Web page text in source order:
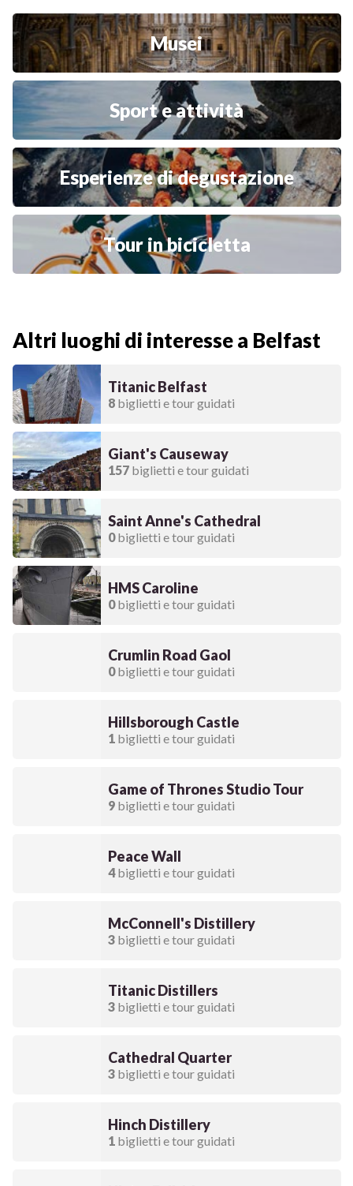
Musei
Sport e attività
Esperienze di degustazione
Tour in bicicletta
Altri luoghi di interesse a Belfast
Titanic Belfast
8biglietti e tour guidati
Giant's Causeway
157biglietti e tour guidati
Saint Anne's Cathedral
0biglietti e tour guidati
HMS Caroline
0biglietti e tour guidati
Crumlin Road Gaol
0biglietti e tour guidati
Hillsborough Castle
1 biglietti e tour guidati
Game of Thrones Studio Tour
9biglietti e tour guidati
Peace Wall
4biglietti e tour guidati
McConnell's Distillery
3biglietti e tour guidati
Titanic Distillers
3biglietti e tour guidati
Cathedral Quarter
3biglietti e tour guidati
Hinch Distillery
1 biglietti e tour guidati